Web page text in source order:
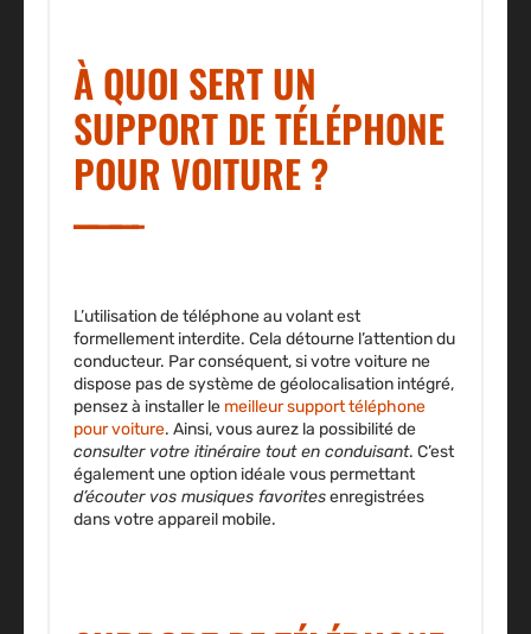
À QUOI SERT UN
SUPPORT DE TÉLÉPHONE
POUR VOITURE ?
L’utilisation de téléphone au volant est
formellement interdite. Cela détourne l’attention du
conducteur. Par conséquent, si votre voiture ne
dispose pas de système de géolocalisation intégré,
pensez à installer le meilleur support téléphone
pour voiture. Ainsi, vous aurez la possibilité de
consulter votre itinéraire tout en conduisant. C’est
également une option idéale vous permettant
d’écouter vos musiques favoritesenregistrées
dans votre appareil mobile.